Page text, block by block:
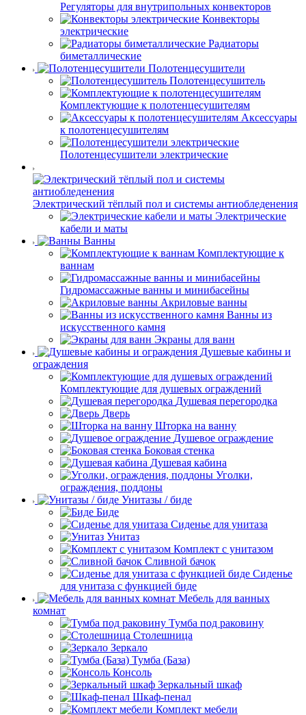
Регуляторы для внутрипольных конвекторов
Конвекторы
электрические
Радиаторы
биметаллические
Полотенцесушители
Полотенцесушитель
Комплектующие к полотенцесушителям
Аксессуары
к полотенцесушителям
Полотенцесушители электрические
Электрический тёплый пол и системы антиобледенения
Электрические
кабели и маты
Ванны
Комплектующие к
ваннам
Гидромассажные ванны и минибасейны
Акриловые ванны
Ванны из
искусственного камня
Экраны для ванн
Душевые кабины и
ограждения
Комплектующие для душевых ограждений
Душевая перегородка
Дверь
Шторка на ванну
Душевое ограждение
Боковая стенка
Душевая кабина
Уголки,
ограждения, поддоны
Унитазы / биде
Биде
Сиденье для унитаза
Унитаз
Комплект с унитазом
Сливной бачок
Сиденье
для унитаза с функцией биде
Мебель для ванных
комнат
Тумба под раковину
Столешница
Зеркало
Тумба (База)
Консоль
Зеркальный шкаф
Шкаф-пенал
Комплект мебели